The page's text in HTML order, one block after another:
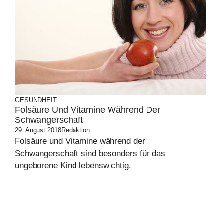
GESUNDHEIT
Folsäure Und Vitamine Während Der
Schwangerschaft
29. August 2018Redaktion
Folsäure und Vitamine während der
Schwangerschaft sind besonders für das
ungeborene Kind lebenswichtig.